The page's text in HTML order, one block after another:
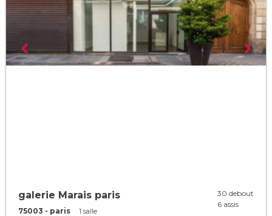
galerie Marais paris
75003 - paris 1 salle
30 debout
6 assis